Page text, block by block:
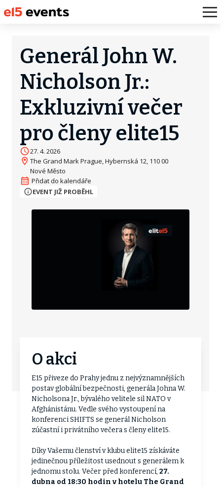
Generál John W.
Nicholson Jr.:
Exkluzivní večer
pro členy elite15
27. 4. 2026
The Grand Mark Prague, Hybernská 12, 110 00
Nové Město
EVENT JIŽ PROBĚHL
O akci
E15 přiveze do Prahy jednu z nejvýznamnějších
postav globální bezpečnosti, generála Johna W.
Nicholsona Jr., bývalého velitele sil NATO v
Afghánistánu. Vedle svého vystoupení na
konferenci SHIFTS se generál Nicholson
zúčastní i privátního večera s členy elite15.
Díky Vašemu členství v klubu elite15 získáváte
jedinečnou příležitost usednout s generálem k
jednomu stolu. Večer před konferencí, 27.
dubna od 18:30 hodin v hotelu The Grand